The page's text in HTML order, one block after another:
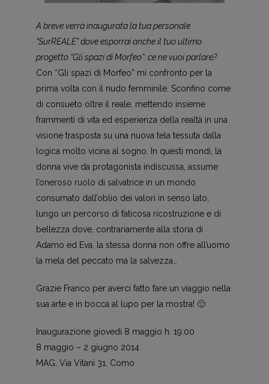
A breve verrà inaugurata la tua personale
“SurREALE” dove esporrai anche il tuo ultimo
progetto “Gli spazi di Morfeo”: ce ne vuoi parlare?
Con “Gli spazi di Morfeo” mi confronto per la
prima volta con il nudo femminile. Sconfino come
di consueto oltre il reale, mettendo insieme
frammenti di vita ed esperienza della realtà in una
visione trasposta su una nuova tela tessuta dalla
logica molto vicina al sogno. In questi mondi, la
donna vive da protagonista indiscussa, assume
l’oneroso ruolo di salvatrice in un mondo
consumato dall’oblio dei valori in senso lato,
lungo un percorso di faticosa ricostruzione e di
bellezza dove, contrariamente alla storia di
Adamo ed Eva, la stessa donna non offre all’uomo
la mela del peccato ma la salvezza…
Grazie Franco per averci fatto fare un viaggio nella
sua arte e in bocca al lupo per la mostra! 🙂
Inaugurazione giovedì 8 maggio h. 19:00
8 maggio – 2 giugno 2014
MAG, Via Vitani 31, Como